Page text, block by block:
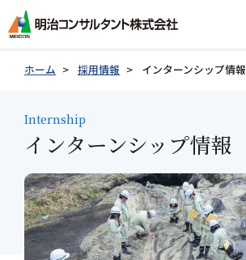
会社情報
事業紹介
製品紹介
技術情報
採用情報
ホーム 採用情報 インターンシップ情報
Internship
インターンシップ情報